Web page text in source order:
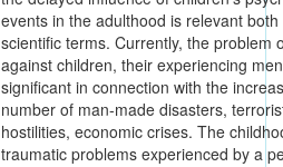
events in the adulthood is relevant
scientific terms. Currently, the problem
against children, their experiencing
significant in connection with the
number of man-made disasters,
hostilities, economic crises. The
traumatic problems experienced by a